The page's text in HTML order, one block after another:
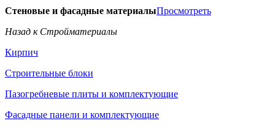
Стеновые и фасадные материалыПросмотреть
Назад к Стройматериалы
Кирпич
Строительные блоки
Пазогребневые плиты и комплектующие
Фасадные панели и комплектующие